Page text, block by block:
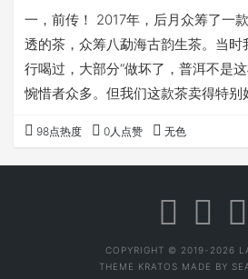
一，前传！ 2017年，后月众筹了一
透的茶，众筹八勐海古韵生茶。当时
行喝过，大部分“做坏了，普洱不是
惋惜者众多。但我们这款茶卖得特别
年，后月众筹了第二款做熟做透的茶
茶，这款茶一脉相承众筹 八的风格
98点热度 0人点赞 无色
COPYRIGHT © 2019-2026
THEME KRATOS MADE BY